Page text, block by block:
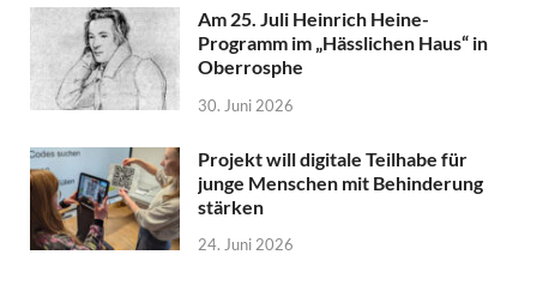
Am 25. Juli Heinrich Heine-
Programm im „Hässlichen Haus“ in
Oberrosphe
30. Juni 2026
Projekt will digitale Teilhabe für
junge Menschen mit Behinderung
stärken
24. Juni 2026